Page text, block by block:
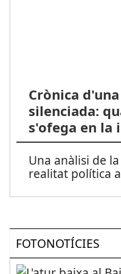
Crònica
silenciada:
s'ofega en la
Una anàlisi de
realitat política
FOTONOTÍCIES